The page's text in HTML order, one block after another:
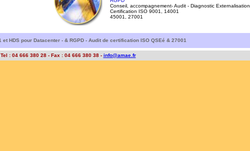
Conseil, accompagnement- Audit - Diagnostic Externalisation
Certification ISO 9001, 14001
45001, 27001
HDS pour Datacenter - & RGPD - Audit de certification ISO QSEé & 27001
: 04 666 380 28 - Fax : 04 666 380 38 - info@amae.fr